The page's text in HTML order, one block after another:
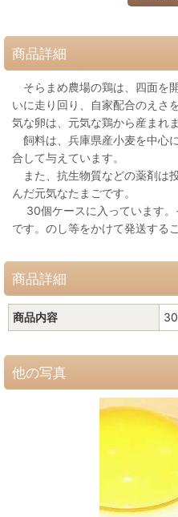
商品詳細
そらまめ農場の鶏は、四面を
いに走り回り、自家配合のえさ
気な卵は、元気な鶏から産まれま
飼料は、兵庫県産小麦を中心
合して与えています。
また、抗生物質などの薬剤は
んだ元気なたまごです。
30個ケースに入っています。
です。のし等をかけて発送する
商品詳細
商品内容
他の写真